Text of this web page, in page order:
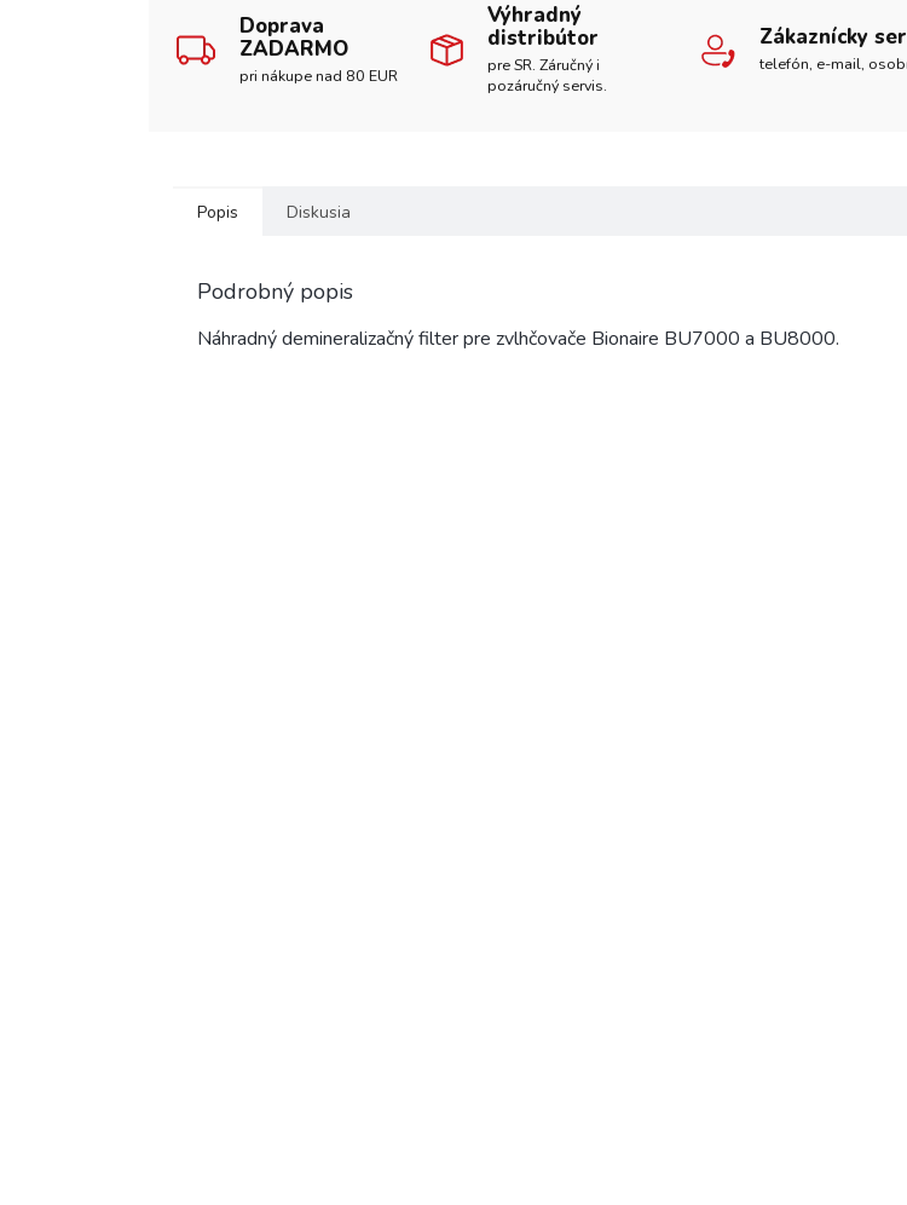
Doprava
ZADARMO
pri nákupe nad 80 EUR
Výhradný
distribútor
pre SR. Záručný i
pozáručný servis.
Zákaznícky
telefón, e-mail,
Popis Diskusia
Podrobný popis
Náhradný demineralizačný filter pre zvlhčovače Bionaire BU7000 a BU8000.